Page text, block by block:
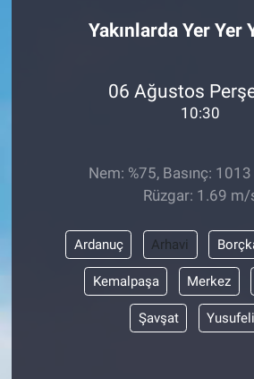
Yakınlarda Yer Yer
06 Ağustos
10:30
Nem: %75, Basınç:
Rüzgar: 1.69 m/
Ardanuç Arhavi
Kemalpaşa Merkez
Şavşat Yusufeli